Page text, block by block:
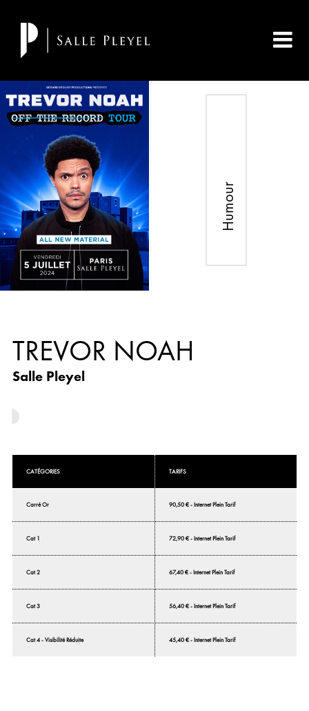
Humour
TREVOR NOAH
Salle Pleyel
CATÉGORIES TARIFS
Carré Or 90,50 € - Internet Plein Tarif
Cat 1 72,90 € - Internet Plein Tarif
Cat 2 67,40 € - Internet Plein Tarif
Cat 3 56,40 € - Internet Plein Tarif
Cat 4 - Visibilité Réduite 45,40 € - Internet Plein Tarif